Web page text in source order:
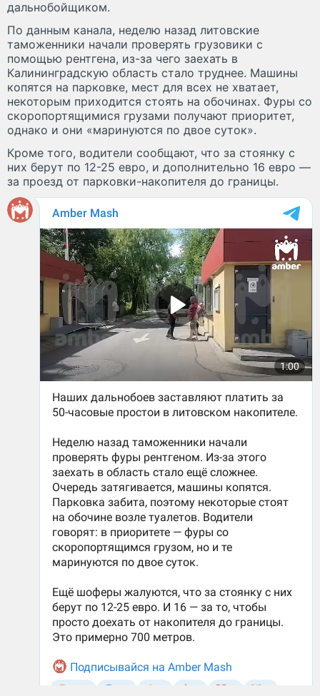
дальнобойщиком.
По данным канала, неделю назад литовские
таможенники начали проверять грузовики с
помощью рентгена, из-за чего заехать в
Калининградскую область стало труднее. Машины
копятся на парковке, мест для всех не хватает,
некоторым приходится стоять на обочинах. Фуры со
скоропортящимися грузами получают приоритет,
однако и они «маринуются по двое суток».
Кроме того, водители сообщают, что за стоянку с
них берут по 12-25 евро, и дополнительно 16 евро —
за проезд от парковки-накопителя до границы.